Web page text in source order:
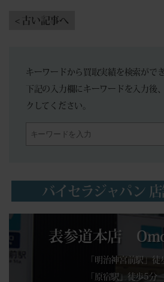
< 古い記事へ
キーワードから買取実績を検索ができ
下記の入力欄にキーワードを入力後
クしてください。
バイセラジャパン
表参道本店
「明治神宮前駅」徒
「原宿駅」徒歩5分